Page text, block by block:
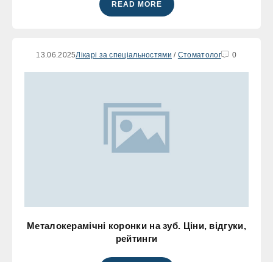
READ MORE
13.06.2025Лікарі за спеціальностями / Стоматолог 0
Металокерамічні коронки на зуб. Ціни, відгуки,
рейтинги